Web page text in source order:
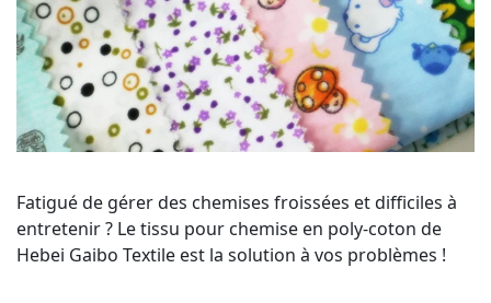
Fatigué de gérer des chemises froissées et difficiles à
entretenir ? Le tissu pour chemise en poly-coton de
Hebei Gaibo Textile est la solution à vos problèmes !